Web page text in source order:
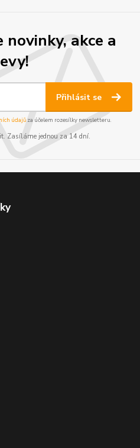
akce a
Přihlásit se
údajůza účelem rozesílky newsletteru.
Zasíláme jednou za 14 dní.